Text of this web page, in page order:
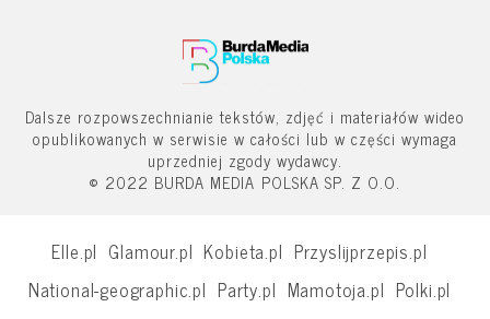
Dalsze rozpowszechnianie tekstów, zdjęć i materiałów wideo
opublikowanych w serwisie w całości lub w części wymaga
uprzedniej zgody wydawcy.
© 2022 BURDA MEDIA POLSKA SP. Z O.O.
Elle.pl Glamour.pl Kobieta.pl Przyslijprzepis.pl
National-geographic.pl Party.pl Mamotoja.pl Polki.pl